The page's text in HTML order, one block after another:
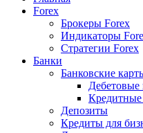
Forex
Брокеры Forex
Индикаторы
Стратегии Forex
Банки
Банковские
Дебетовые
Депозиты
Кредиты для